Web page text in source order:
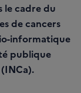
le cadre du
de cancers
informatique
publique